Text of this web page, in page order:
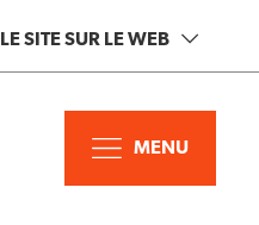
LE SITE SUR LE WEB
MENU